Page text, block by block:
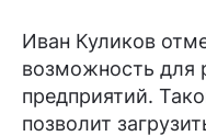
Иван Куликов
возможность для
предприятий.
позволит